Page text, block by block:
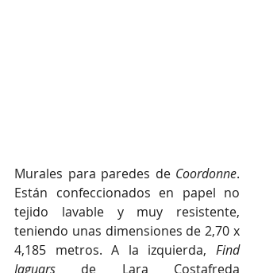
Murales para paredes de Coordonne.
Están confeccionados en papel no
tejido lavable y muy resistente,
teniendo unas dimensiones de 2,70 x
4,185 metros. A la izquierda, Find
Jaguars de Lara Costafreda